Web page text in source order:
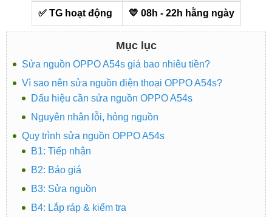
✅ TG hoạt động 💛 08h - 22h hằng ngày
Mục lục
Sửa nguồn OPPO A54s giá bao nhiêu tiền?
Vì sao nên sửa nguồn điện thoại OPPO A54s?
Dấu hiệu cần sửa nguồn OPPO A54s
Nguyên nhân lỗi, hỏng nguồn
Quy trình sửa nguồn OPPO A54s
B1: Tiếp nhận
B2: Báo giá
B3: Sửa nguồn
B4: Lắp ráp & kiểm tra